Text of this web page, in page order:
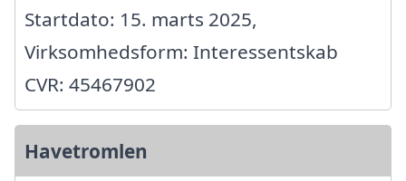
Startdato: 15. marts 2025,
Virksomhedsform: Interessentskab
CVR: 45467902
Havetromlen